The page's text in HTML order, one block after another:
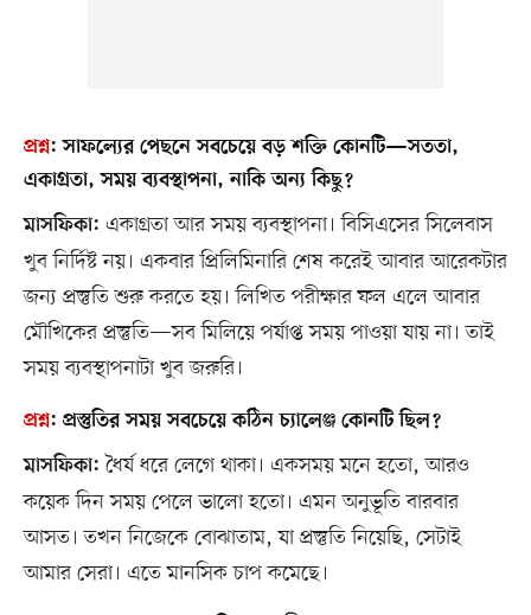
প্রশ্ন:সাফল্যের পেছনে সবচেয়ে বড় শক্তি কোনটি—সততা,
একাগ্রতা, সময় ব্যবস্থাপনা, নাকি অন্য কিছু?
মাসফিকা: একাগ্রতা আর সময় ব্যবস্থাপনা। বিসিএসের সিলেবাস
খুব নির্দিষ্ট নয়। একবার প্রিলিমিনারি শেষ করেই আবার আরেকটার
জন্য প্রস্তুতি শুরু করতে হয়। লিখিত পরীক্ষার ফল এলে আবার
মৌখিকের প্রস্তুতি—সব মিলিয়ে পর্যাপ্ত সময় পাওয়া যায় না। তাই
সময় ব্যবস্থাপনাটা খুব জরুরি।
প্রশ্ন: প্রস্তুতির সময় সবচেয়ে কঠিন চ্যালেঞ্জ কোনটি ছিল?
মাসফিকা: ধৈর্য ধরে লেগে থাকা। একসময় মনে হতো, আরও
কয়েক দিন সময় পেলে ভালো হতো। এমন অনুভূতি বারবার
আসত। তখন নিজেকে বোঝাতাম, যা প্রস্তুতি নিয়েছি, সেটাই
আমার সেরা। এতে মানসিক চাপ কমেছে।